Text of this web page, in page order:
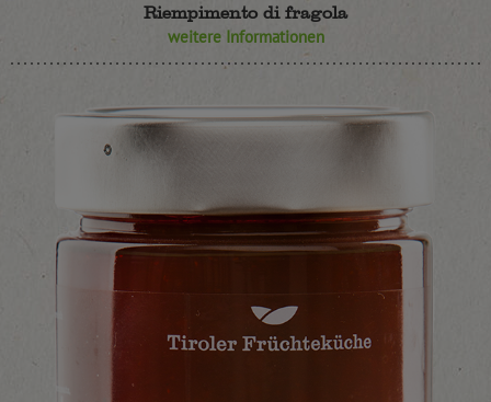
Riempimento di fragola
weitere Informationen